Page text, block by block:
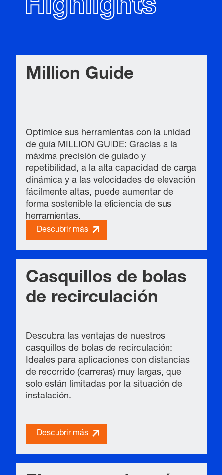
Highlights
Million Guide
Optimice sus herramientas con la unidad
de guía MILLION GUIDE: Gracias a la
máxima precisión de guiado y
repetibilidad, a la alta capacidad de carga
dinámica y a las velocidades de elevación
fácilmente altas, puede aumentar de
forma sostenible la eficiencia de sus
herramientas.
Descubrir más
Casquillos de bolas
de recirculación
Descubra las ventajas de nuestros
casquillos de bolas de recirculación:
Ideales para aplicaciones con distancias
de recorrido (carreras) muy largas, que
solo están limitadas por la situación de
instalación.
Descubrir más